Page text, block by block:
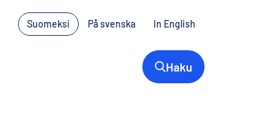
Suomeksi På svenska In English
Haku